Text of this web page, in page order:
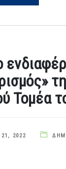
Τομέα
2022